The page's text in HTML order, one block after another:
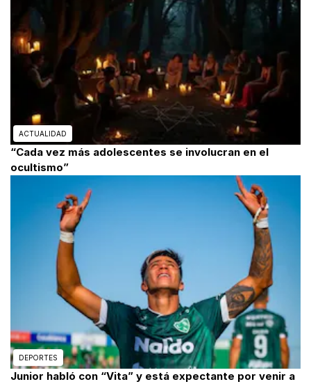
ACTUALIDAD
“Cada vez más adolescentes se involucran en el
ocultismo”
DEPORTES
Junior habló con “Vita” y está expectante por venir a